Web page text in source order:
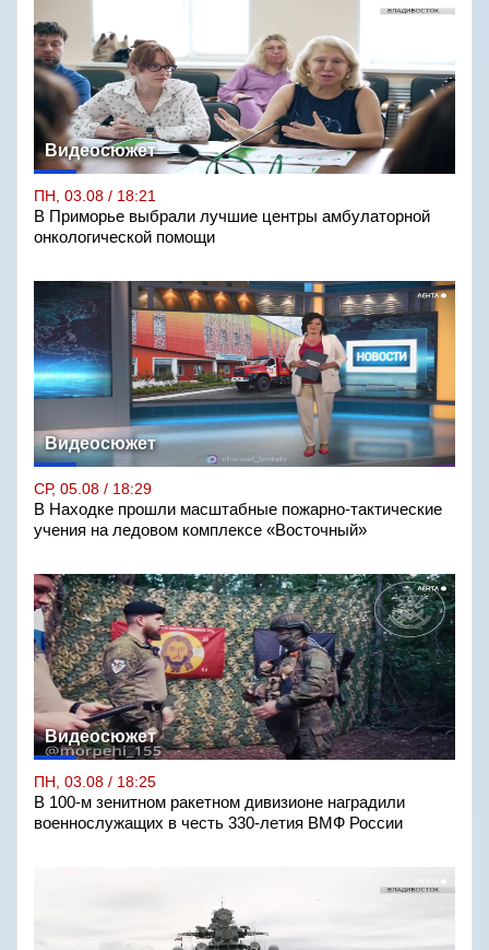
Видеосюжет
ПН, 03.08 / 18:21
В Приморье выбрали лучшие центры амбулаторной
онкологической помощи
Видеосюжет
СР, 05.08 / 18:29
В Находке прошли масштабные пожарно-тактические
учения на ледовом комплексе «Восточный»
Видеосюжет
ПН, 03.08 / 18:25
В 100-м зенитном ракетном дивизионе наградили
военнослужащих в честь 330-летия ВМФ России